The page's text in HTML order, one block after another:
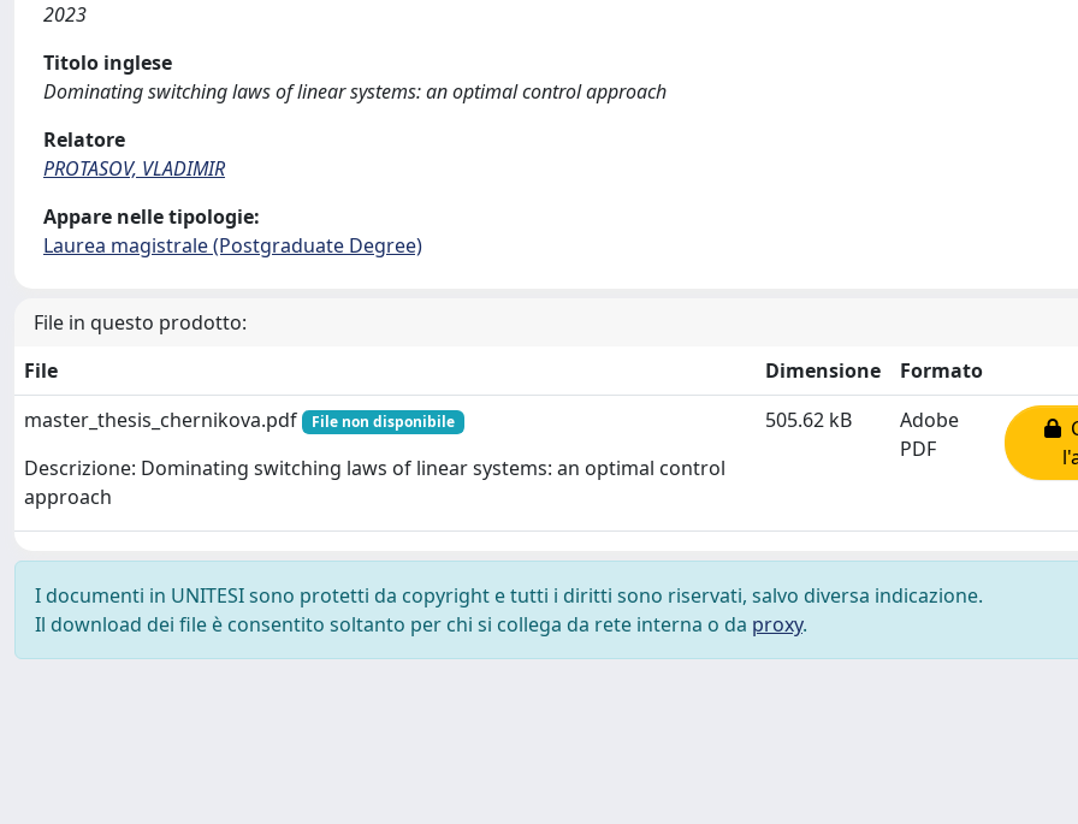
2023
Titolo inglese
Dominating switching laws of linear systems: аn optimal control approach
Relatore
PROTASOV, VLADIMIR
Appare nelle tipologie:
Laurea magistrale (Postgraduate Degree)
File in questo prodotto:
File
Dimensione
Formato
master_thesis_chernikova.pdf
File non disponibile
Descrizione: Dominating switching laws of linear systems: аn optimal control
approach
505.62 kB
Adobe
PDF
I documenti in UNITESI sono protetti da copyright e tutti i diritti sono riservati, salvo diversa indicazione.
Il download dei file è consentito soltanto per chi si collega da rete interna o da proxy.